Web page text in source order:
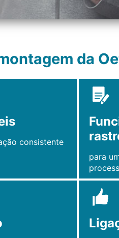
da
consistente
para